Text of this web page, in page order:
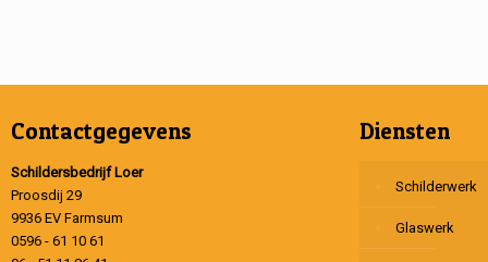
Contactgegevens
Schildersbedrijf Loer
Proosdij 29
9936 EV Farmsum
0596 - 61 10 61
Diensten
Schilderwerk
Glaswerk